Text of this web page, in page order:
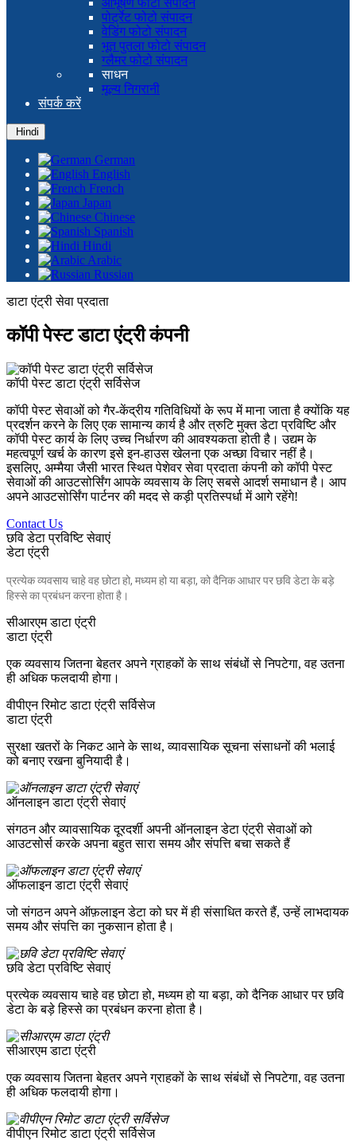
आभूषण फोटो संपादन
पोर्ट्रेट फोटो संपादन
वेडिंग फोटो संपादन
भूत पुतला फोटो संपादन
ग्लैमर फोटो संपादन
साधन
मूल्य निगरानी
संपर्क करें
Hindi
German
English
French
Japan
Chinese
Spanish
Hindi
Arabic
Russian
डाटा एंट्री सेवा प्रदाता
कॉपी पेस्ट डाटा एंट्री कंपनी
कॉपी पेस्ट डाटा एंट्री सर्विसेज
कॉपी पेस्ट सेवाओं को गैर-केंद्रीय गतिविधियों के रूप में माना जाता है क्योंकि यह
प्रदर्शन करने के लिए एक सामान्य कार्य है और त्रुटि मुक्त डेटा प्रविष्टि और
कॉपी पेस्ट कार्य के लिए उच्च निर्धारण की आवश्यकता होती है। उद्यम के
महत्वपूर्ण खर्च के कारण इसे इन-हाउस खेलना एक अच्छा विचार नहीं है।
इसलिए, अम्मैया जैसी भारत स्थित पेशेवर सेवा प्रदाता कंपनी को कॉपी पेस्ट
सेवाओं की आउटसोर्सिंग आपके व्यवसाय के लिए सबसे आदर्श समाधान है। आप
अपने आउटसोर्सिंग पार्टनर की मदद से कड़ी प्रतिस्पर्धा में आगे रहेंगे!
Contact Us
छवि डेटा प्रविष्टि सेवाएं
डेटा एंट्री
प्रत्येक व्यवसाय चाहे वह छोटा हो, मध्यम हो या बड़ा, को दैनिक आधार पर छवि डेटा के बड़े
हिस्से का प्रबंधन करना होता है।
सीआरएम डाटा एंट्री
डाटा एंट्री
एक व्यवसाय जितना बेहतर अपने ग्राहकों के साथ संबंधों से निपटेगा, वह उतना
ही अधिक फलदायी होगा।
वीपीएन रिमोट डाटा एंट्री सर्विसेज
डाटा एंट्री
सुरक्षा खतरों के निकट आने के साथ, व्यावसायिक सूचना संसाधनों की भलाई
को बनाए रखना बुनियादी है।
ऑनलाइन डाटा एंट्री सेवाएं
संगठन और व्यावसायिक दूरदर्शी अपनी ऑनलाइन डेटा एंट्री सेवाओं को
आउटसोर्स करके अपना बहुत सारा समय और संपत्ति बचा सकते हैं
ऑफलाइन डाटा एंट्री सेवाएं
जो संगठन अपने ऑफ़लाइन डेटा को घर में ही संसाधित करते हैं, उन्हें लाभदायक
समय और संपत्ति का नुकसान होता है।
छवि डेटा प्रविष्टि सेवाएं
प्रत्येक व्यवसाय चाहे वह छोटा हो, मध्यम हो या बड़ा, को दैनिक आधार पर छवि
डेटा के बड़े हिस्से का प्रबंधन करना होता है।
सीआरएम डाटा एंट्री
एक व्यवसाय जितना बेहतर अपने ग्राहकों के साथ संबंधों से निपटेगा, वह उतना
ही अधिक फलदायी होगा।
वीपीएन रिमोट डाटा एंट्री सर्विसेज